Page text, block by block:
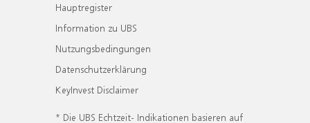
Hauptregister
Information zu UBS
Nutzungsbedingungen
Datenschutzerklärung
KeyInvest Disclaimer
* Die UBS Echtzeit- Indikationen basieren auf